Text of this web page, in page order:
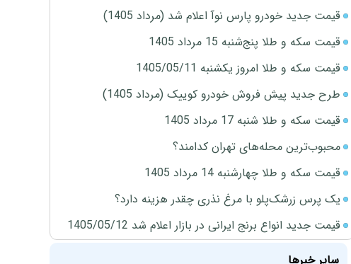
قیمت جدید خودرو پارس نوآ اعلام شد (مرداد 1405)
قیمت سکه و طلا پنج‌شنبه 15 مرداد 1405
قیمت سکه و طلا امروز یکشنبه 1405/05/11
طرح جدید پیش فروش خودرو کوییک (مرداد 1405)
قیمت سکه و طلا شنبه 17 مرداد 1405
محبوب‌ترین محله‌های تهران کدامند؟
قیمت سکه و طلا چهارشنبه 14 مرداد 1405
یک پرس زرشک‌پلو با مرغ نذری چقدر هزینه دارد؟
قیمت جدید انواع برنج ایرانی در بازار اعلام شد 1405/05/12
سایر خبرها